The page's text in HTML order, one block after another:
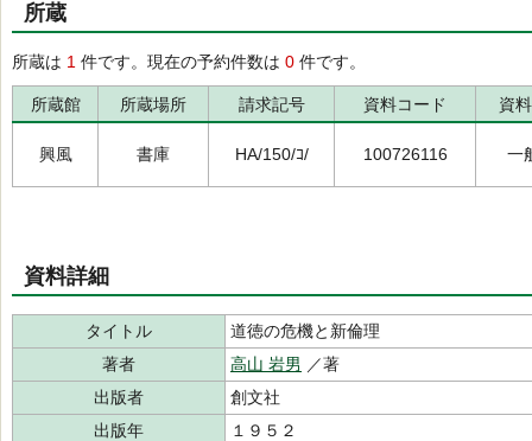
所蔵
所蔵は 1 件です。現在の予約件数は 0 件です。
所蔵館 所蔵場所 請求記号 資料コード 資
興風 書庫 HA/150/ｺ/ 100726116 一
資料詳細
タイトル
道徳の危機と新倫理
著者
高山 岩男 ／著
出版者
創文社
出版年
１９５２